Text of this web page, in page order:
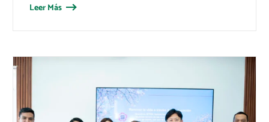
Leer Más